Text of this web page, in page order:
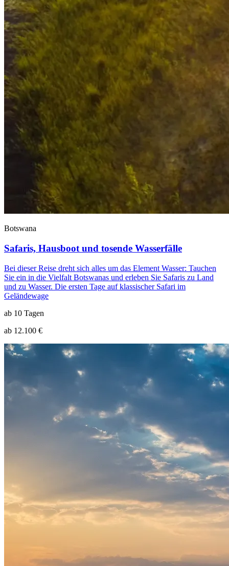
Botswana
Safaris, Hausboot und tosende Wasserfälle
Bei dieser Reise dreht sich alles um das Element Wasser: Tauchen
Sie ein in die Vielfalt Botswanas und erleben Sie Safaris zu Land
und zu Wasser. Die ersten Tage auf klassischer Safari im
Geländewage
ab 10 Tagen
ab 12.100 €